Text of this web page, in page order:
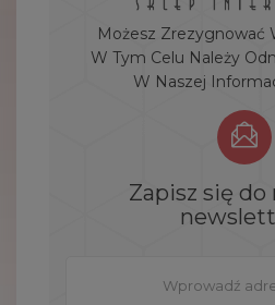
Możesz Zrezygnować
W Tym Celu Należy
W Naszej
Zapisz się do